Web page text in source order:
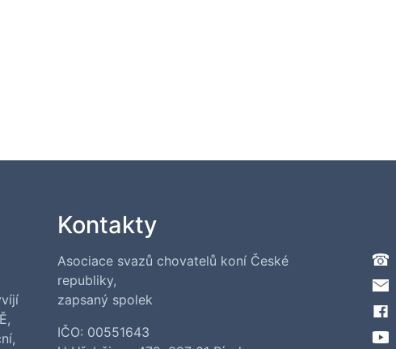
Kontakty
Asociace svazů chovatelů koní České
republiky,
zapsaný spolek
IČO: 00551643